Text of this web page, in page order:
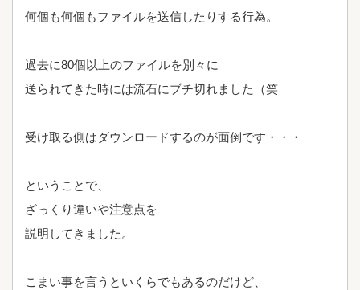
何個も何個もファイルを送信したりする行為。
過去に80個以上のファイルを別々に
送られてきた時には流石にブチ切れました（笑
受け取る側はダウンロードするのが面倒です・・・
ということで、
ざっくり違いや注意点を
説明してきました。
こまい事を言うといくらでもあるのだけど、